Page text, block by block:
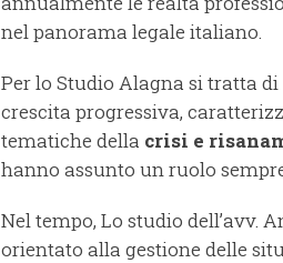
nel panorama legale italiano.
Per lo Studio Alagna si tratta
crescita progressiva,
tematiche della crisi e
hanno assunto un ruolo
Nel tempo, Lo studio dell’avv.
orientato alla gestione delle